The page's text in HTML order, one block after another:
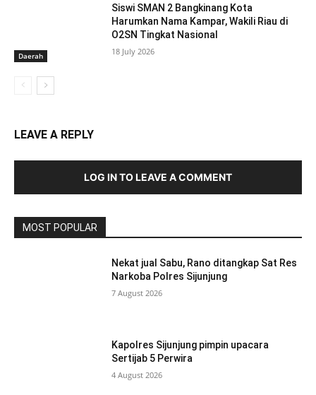
Daerah
Siswi SMAN 2 Bangkinang Kota
Harumkan Nama Kampar, Wakili Riau di
O2SN Tingkat Nasional
18 July 2026
LEAVE A REPLY
LOG IN TO LEAVE A COMMENT
MOST POPULAR
Nekat jual Sabu, Rano ditangkap Sat Res
Narkoba Polres Sijunjung
7 August 2026
Kapolres Sijunjung pimpin upacara
Sertijab 5 Perwira
4 August 2026